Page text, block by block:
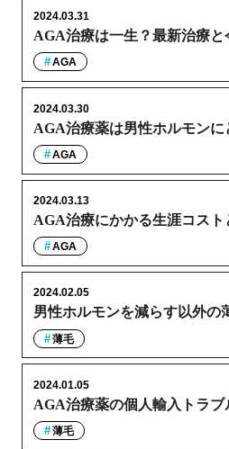
AGA治療は一生？最新治療と
2024.03.31
AGA
AGA治療薬は男性ホルモンに
2024.03.30
AGA
AGA治療にかかる生涯コスト
2024.03.13
AGA
男性ホルモンを減らす以外の
2024.02.05
薄毛
AGA治療薬の個人輸入トラブ
2024.01.05
薄毛